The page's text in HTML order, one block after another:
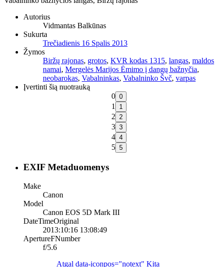
Autorius
Vidmantas Balkūnas
Sukurta
Trečiadienis 16 Spalis 2013
Žymos
Biržų rajonas, grotos, KVR kodas 1315, langas, maldos
namai, Mergelės Marijos Ėmimo į dangų bažnyčia,
neobarokas, Vabalninkas, Vabalninko Švč, varpas
Įvertinti šią nuotrauką
0
1
2
3
4
5
EXIF Metaduomenys
Make
Canon
Model
Canon EOS 5D Mark III
DateTimeOriginal
2013:10:16 13:08:49
ApertureFNumber
f/5.6
Atgal data-iconpos="notext" Kita